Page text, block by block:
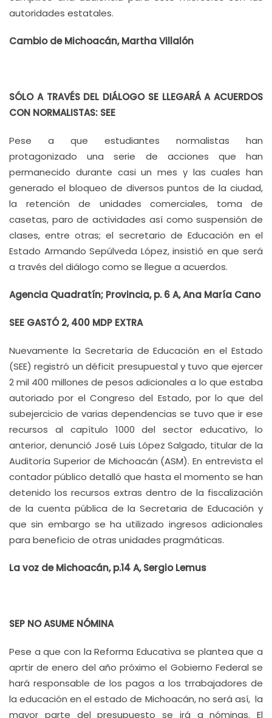
autoridades estatales.
Cambio de Michoacán, Martha Villalón
SÓLO A TRAVÉS DEL DIÁLOGO SE LLEGARÁ A ACUERDOS
CON NORMALISTAS: SEE
Pese a que estudiantes normalistas han
protagonizado una serie de acciones que han
permanecido durante casi un mes y las cuales han
generado el bloqueo de diversos puntos de la ciudad,
la retención de unidades comerciales, toma de
casetas, paro de actividades así como suspensión de
clases, entre otras; el secretario de Educación en el
Estado Armando Sepúlveda López, insistió en que será
a través del diálogo como se llegue a acuerdos.
Agencia Quadratín; Provincia, p. 6 A, Ana María Cano
SEE GASTÓ 2, 400 MDP EXTRA
Nuevamente la Secretaría de Educación en el Estado
(SEE) registró un déficit presupuestal y tuvo que ejercer
2 mil 400 millones de pesos adicionales a lo que estaba
autoriado por el Congreso del Estado, por lo que del
subejercicio de varias dependencias se tuvo que ir ese
recursos al capítulo 1000 del sector educativo, lo
anterior, denunció José Luis López Salgado, titular de la
Auditoría Superior de Michoacán (ASM). En entrevista el
contador público detalló que hasta el momento se han
detenido los recursos extras dentro de la fiscalización
de la cuenta pública de la Secretaria de Educación y
que sin embargo se ha utilizado ingresos adicionales
para beneficio de otras unidades pragmáticas.
La voz de Michoacán, p.14 A, Sergio Lemus
SEP NO ASUME NÓMINA
Pese a que con la Reforma Educativa se plantea que a
aprtir de enero del año próximo el Gobierno Federal se
hará responsable de los pagos a los trrabajadores de
la educación en el estado de Michoacán, no será así, la
mayor parte del presupuesto se irá a nóminas. El